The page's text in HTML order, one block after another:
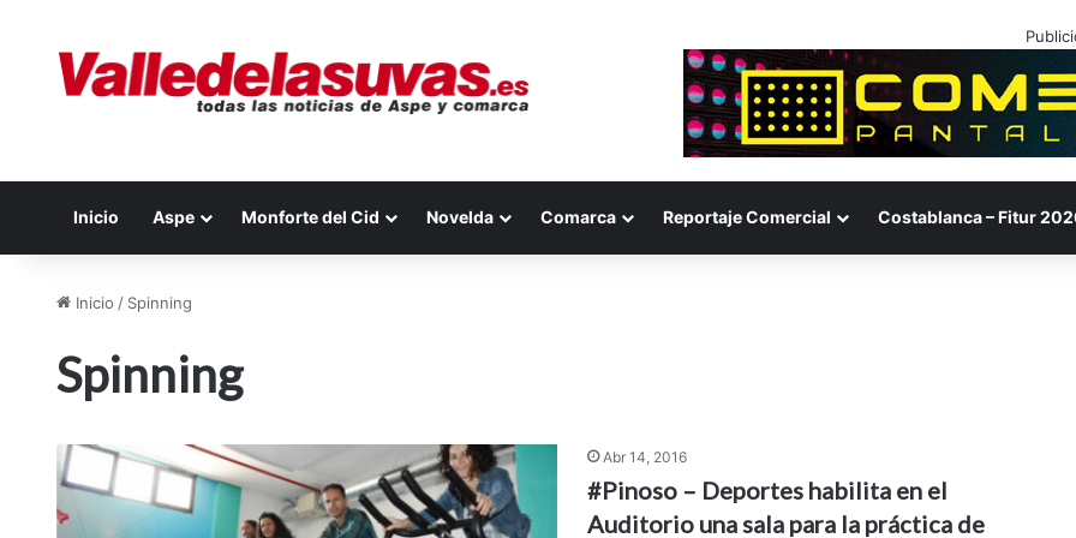
Inicio Aspe Monforte del Cid Novelda Comarca Reportaje Comercial Costablanca – Fitur
Inicio / Spinning
Spinning
Abr 14, 2016
#Pinoso – Deportes habilita en el
Auditorio una sala para la práctica de